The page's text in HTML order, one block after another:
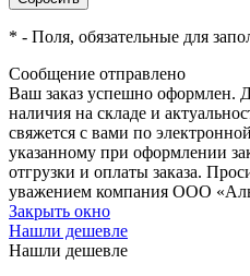
* - Поля, обязательные для
Сообщение отправлено
Ваш заказ успешно оформлен.
наличия на складе и
свяжется с вами по
указанному при оформлении
отгрузки и оплаты заказа.
уважением компания ООО
Закрыть окно
Нашли дешевле
Нашли дешевле